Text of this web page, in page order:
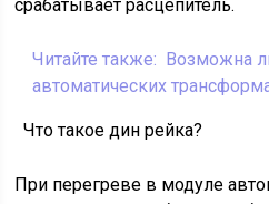
срабатывает расцепитель.
Читайте также: Возможна
автоматических
Что такое дин рейка?
При перегреве в модуле